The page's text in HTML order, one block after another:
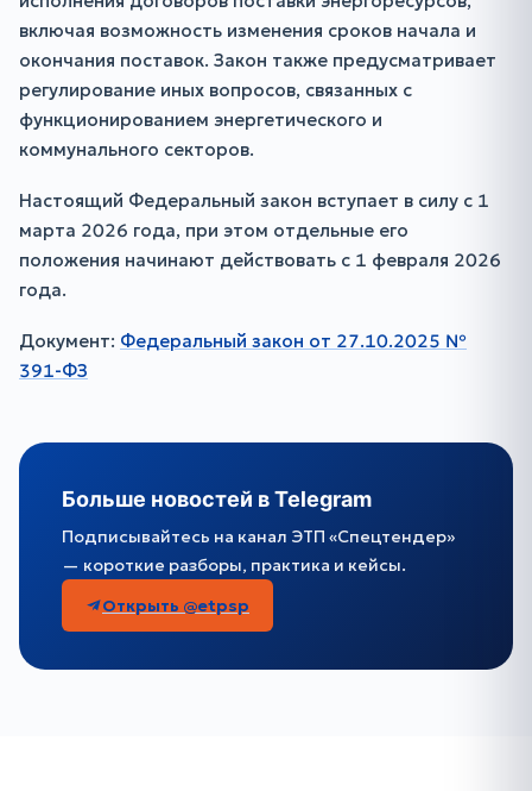
включая возможность изменения сроков начала и
окончания поставок. Закон также предусматривает
регулирование иных вопросов, связанных с
функционированием энергетического и
коммунального секторов.
Настоящий Федеральный закон вступает в силу с 1
марта 2026 года, при этом отдельные его
положения начинают действовать с 1 февраля 2026
года.
Документ: Федеральный закон от 27.10.2025 №
391-ФЗ
Больше новостей в Telegram
Подписывайтесь на канал ЭТП «Спецтендер»
— короткие разборы, практика и кейсы.
Открыть @etpsp